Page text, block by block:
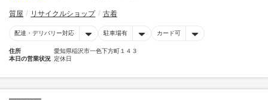
質屋 リサイクルショップ 古着
配達・デリバリー対応 駐車場有 カード可
住所
愛知県稲沢市一色下方町１４３
本日の営業状況 定休日